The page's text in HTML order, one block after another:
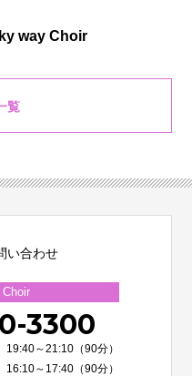
way Choir
覧
い合わせ
3300
～21:10（90分）
～17:40（90分）